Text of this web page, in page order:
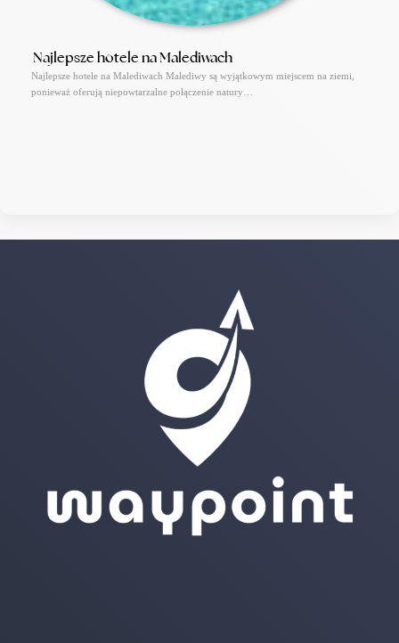
Najlepsze hotele na Malediwach
Najlepsze hotele na Malediwach Malediwy są wyjątkowym miejscem na ziemi,
ponieważ oferują niepowtarzalne połączenie natury…